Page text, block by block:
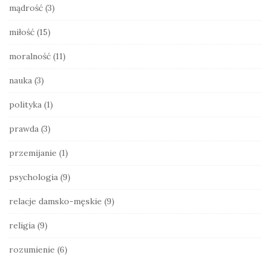
a
mądrość (3)
miłość (15)
moralność (11)
nauka (3)
polityka (1)
prawda (3)
przemijanie (1)
psychologia (9)
relacje damsko-męskie (9)
religia (9)
rozumienie (6)